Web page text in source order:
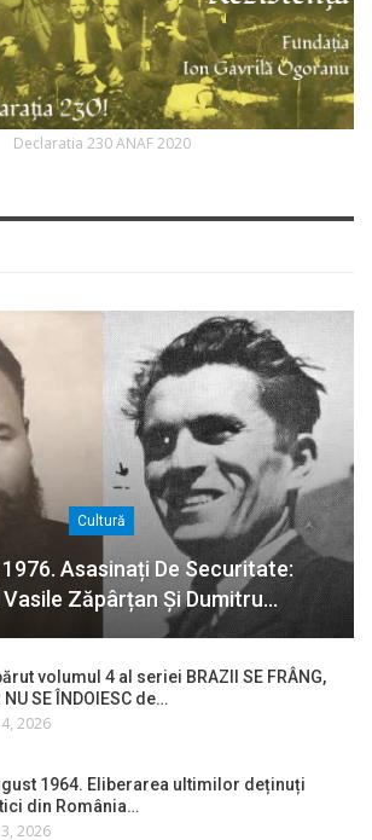
Declaratia 230 ANAF 2020
Cultură
Asasinați De Securitate:
Zăpârțan Și Dumitru…
volumul 4 al seriei BRAZII SE FRÂNG,
NU SE ÎNDOIESC de…
2026
1964. Eliberarea ultimilor deținuți
din România…
2026